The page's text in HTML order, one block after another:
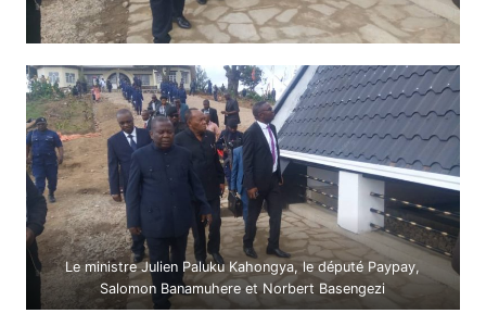
Le ministre Julien Paluku Kahongya, le député Paypay,
Salomon Banamuhere et Norbert Basengezi